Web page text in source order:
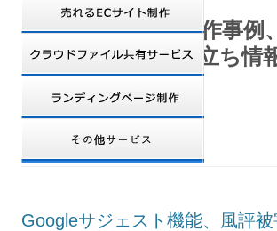
オビタスター 制作事例
得情報、お役立ち情
TAG ARCHIVES:風評被害
Googleサジェスト機能、風評